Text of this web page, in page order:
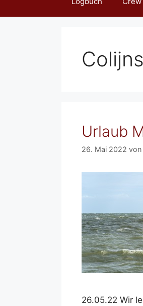
Urlaub
26. Mai 2022 von
26.05.22 Wir